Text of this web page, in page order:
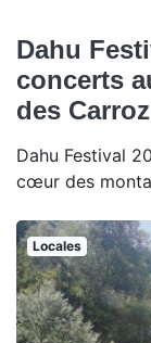
Dahu
concerts
des Carroz
Dahu Festival
cœur des
Locales